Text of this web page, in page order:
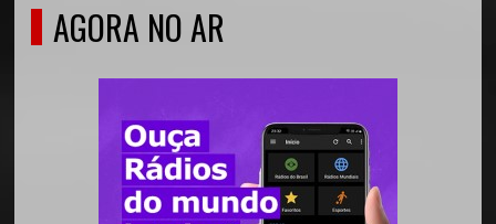
AGORA NO AR